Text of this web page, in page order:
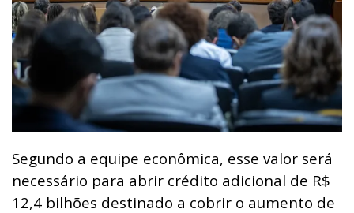
Segundo a equipe econômica, esse valor será
necessário para abrir crédito adicional de R$
12,4 bilhões destinado a cobrir o aumento de